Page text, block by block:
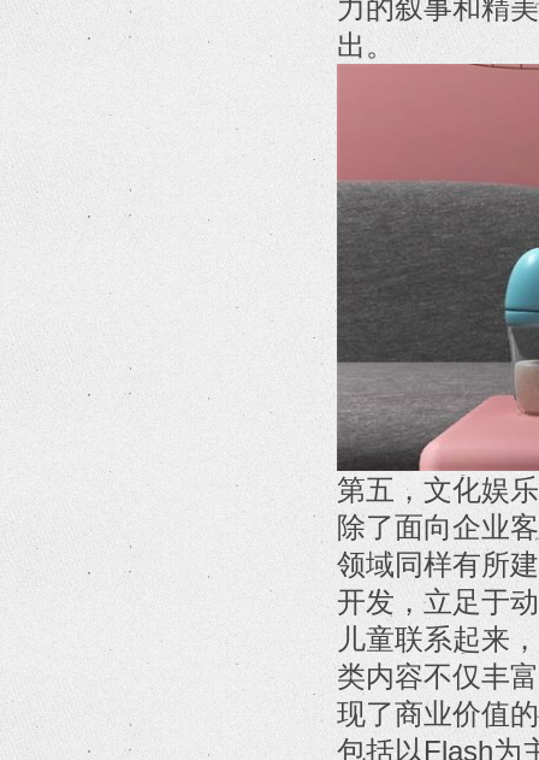
力的叙事和精
出。
第五，文化娱
除了面向企业
领域同样有所
开发，立足于
儿童联系起来
类内容不仅丰
现了商业价值
包括以Flash为